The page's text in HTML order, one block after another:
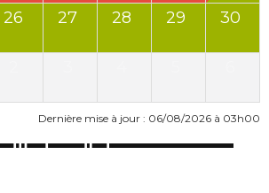
26 27 28 29 30
Dernière mise à jour : 06/08/2026 à 03h00